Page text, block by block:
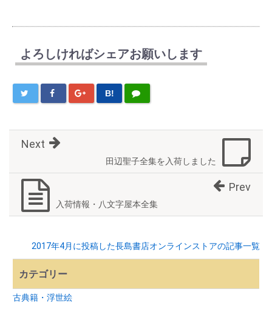
よろしければシェアお願いします
B!
田辺聖子全集を入荷しました
Next
入荷情報・八文字屋本全集
Prev
2017年4月に投稿した長島書店オンラインストアの記事一覧
カテゴリー
古典籍・浮世絵